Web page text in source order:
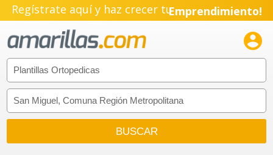
Regístrate aquí y haz crecer tuEmprendimiento!
